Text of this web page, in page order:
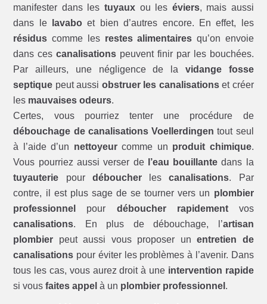
manifester dans les tuyauxou les éviers, mais aussi
dans le
lavabo et bien d’autres encore. En effet, les
résidus comme les restes alimentaires qu’on envoie
dans cescanalisations peuvent finir par les bouchées.
Par ailleurs, une négligence de la vidange fosse
septique peut aussi obstruer les canalisationset créer
les mauvaises odeurs.
Certes, vous pourriez tenter une procédure de
débouchage de canalisations Voellerdingen tout seul
à l’aide d’un nettoyeurcomme un produit chimique.
Vous pourriez aussi verser de
l’eau bouillante dans la
tuyauterie pour déboucherlescanalisations. Par
contre, il est plus sage de se tourner vers un plombier
professionnel
pour déboucher rapidementvos
canalisations. En plus de débouchage, l’artisan
plombier peut aussi vous proposer unentretien de
canalisations pour éviter les problèmes à l’avenir. Dans
tous les cas, vous aurez droit à une intervention rapide
si vousfaites appel à un plombier professionnel .